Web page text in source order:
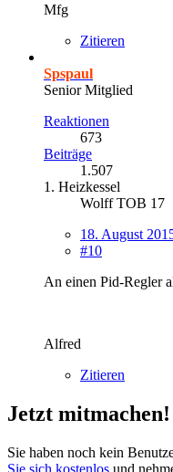
Mfg
Zitieren
Spspaul
Senior Mitglied
Reaktionen
673
Beiträge
1.507
1. Heizkessel
Wolff TOB 17
18. August
#10
An einen Pid-Regler
Alfred
Zitieren
Jetzt mitmachen!
Sie haben noch kein
Sie sich kostenlos und